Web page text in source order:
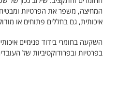
המחיצה, משפר את הפרטיות
איכותית, גם בחללים פתוחים או
השקעה בחומרי בידוד פנימיים
בפרטיות ובפרודוקטיביות של